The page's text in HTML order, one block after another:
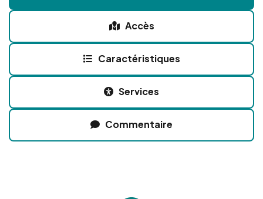
Accès
Caractéristiques
Services
Commentaire